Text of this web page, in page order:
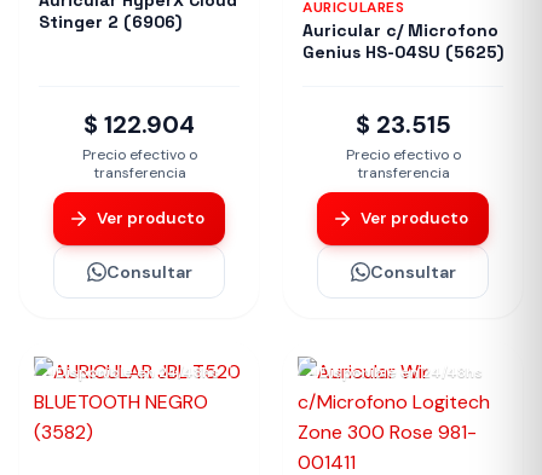
Stinger 2 (6906)
$ 122.904
Precio efectivo o
transferencia
Ver producto
Consultar
AURICULARES
Auricular c/ Microfono
Genius HS-04SU (5625)
$ 23.515
Precio efectivo o
transferencia
Ver producto
Consultar
Disponible en 24/48hs Disponible en 24/48hs